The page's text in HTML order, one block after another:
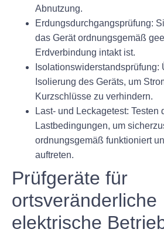
Abnutzung.
Erdungsdurchgangsprüfung:
das Gerät ordnungsgemäß
Erdverbindung intakt ist.
Isolationswiderstandsprüfung:
Isolierung des Geräts, um
Kurzschlüsse zu verhindern.
Last- und Leckagetest: Testen
Lastbedingungen, um
ordnungsgemäß funktioniert
auftreten.
Prüfgeräte für
ortsveränderliche
elektrische